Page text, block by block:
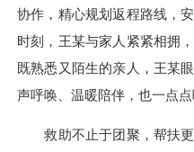
协作，精心规划返程路线，
时刻，王某与家人紧紧相拥
既熟悉又陌生的亲人，王某
声呼唤、温暖陪伴，也一点点
救助不止于团聚，帮扶更